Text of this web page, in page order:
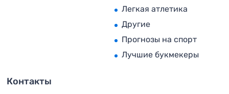
Легкая атлетика
Другие
Прогнозы на спорт
Лучшие букмекеры
Контакты